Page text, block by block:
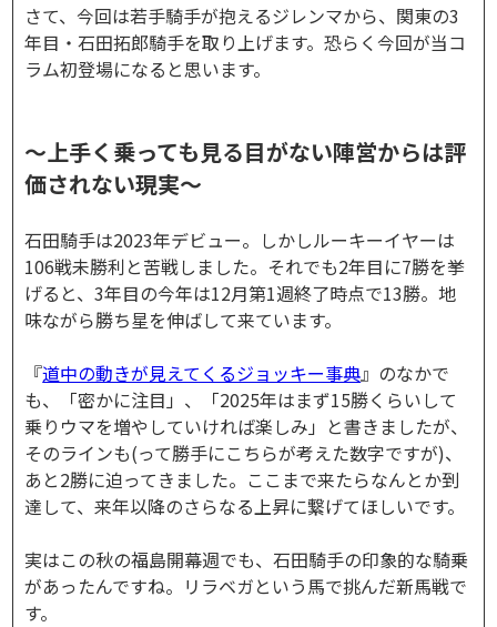
さて、今回は若手騎手が抱えるジレンマから、関東の3
年目・石田拓郎騎手を取り上げます。恐らく今回が当コ
ラム初登場になると思います。
～上手く乗っても見る目がない陣営からは評
価されない現実～
石田騎手は2023年デビュー。しかしルーキーイヤーは
106戦未勝利と苦戦しました。それでも2年目に7勝を挙
げると、3年目の今年は12月第1週終了時点で13勝。地
味ながら勝ち星を伸ばして来ています。
『道中の動きが見えてくるジョッキー事典』のなかで
も、「密かに注目」、「2025年はまず15勝くらいして
乗りウマを増やしていければ楽しみ」と書きましたが、
そのラインも(って勝手にこちらが考えた数字ですが)、
あと2勝に迫ってきました。ここまで来たらなんとか到
達して、来年以降のさらなる上昇に繋げてほしいです。
実はこの秋の福島開幕週でも、石田騎手の印象的な騎乗
があったんですね。リラベガという馬で挑んだ新馬戦で
す。